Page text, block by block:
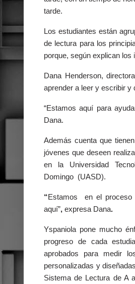
tarde.
Los estudiantes están
de lectura para los
porque, según explican
Dana Henderson,
aprender a leer y escribir y
“Estamos aquí para
Dana.
Además cuenta que
jóvenes que deseen
en la Universidad
Domingo (UASD).
“Estamos en el proceso
aquí”, expresa Dana.
Yspaniola pone mucho
progreso de cada
aprobados para medir
personalizadas y
Sistema de Lectura de A